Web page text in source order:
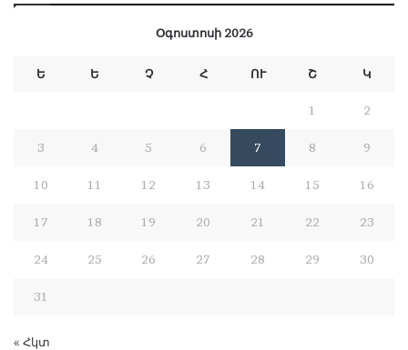
Օգոստոսի 2026
Ե Ե Չ Հ ՈՒ Շ Կ
1 2
3 4 5 6 7 8 9
10 11 12 13 14 15 16
17 18 19 20 21 22 23
24 25 26 27 28 29 30
31
« Հկտ